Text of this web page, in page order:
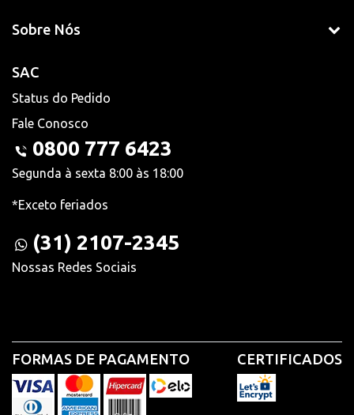
Sobre Nós
SAC
Status do Pedido
Fale Conosco
0800 777 6423
Segunda à sexta 8:00 às 18:00
*Exceto feriados
(31) 2107-2345
Nossas Redes Sociais
FORMAS DE PAGAMENTO CERTIFICADOS